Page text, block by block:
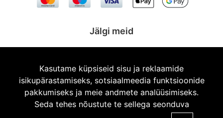
Jälgi meid
© 2026 Topautodalas.lv Kõik õigused kaitstud.
Kasutame küpsiseid sisu ja reklaamide
isikupärastamiseks, sotsiaalmeedia funktsioonide
pakkumiseks ja meie andmete analüüsimiseks.
Seda tehes nõustute te sellega seonduva